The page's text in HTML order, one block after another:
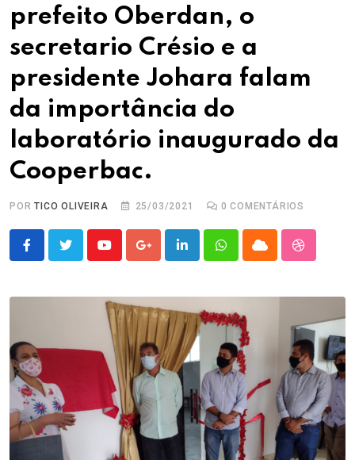
prefeito Oberdan, o
secretario Crésio e a
presidente Johara falam
da importância do
laboratório inaugurado da
Cooperbac.
PORTICO OLIVEIRA 25/03/2021 0 COMENTÁRIOS
YoutubeGoogle+LinkedInWhatsappCloud